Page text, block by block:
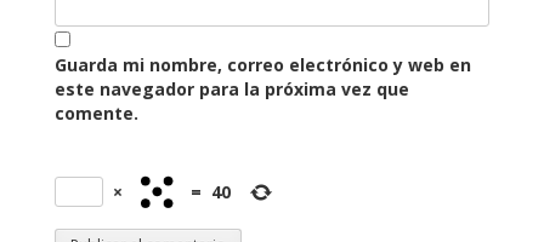
Guarda mi nombre, correo electrónico y web en
este navegador para la próxima vez que
comente.
× = 40